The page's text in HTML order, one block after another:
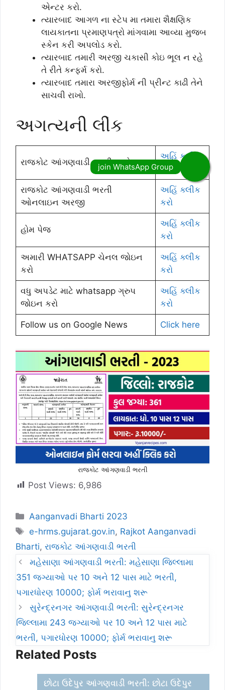
એન્ટર કરો.
ત્યારબાદ આગળ ના સ્ટેપ મા તમારા શૈક્ષણિક
લાયકાતના પ્રમાણપત્રો માંગવામા આવ્યા મુજબ
સ્કેન કરી અપલોડ કરો.
ત્યારબાદ તમારી અરજી ચકાસી કોઇ ભૂલ ન રહે
તે રીતે કન્ફર્મ કરો.
ત્યારબાદ તમારા અરજીફોર્મ ની પ્રીન્ટ કાઢી તેને
સાચવી રાખો.
અગત્યની લીંક
રાજકોટ આંગણવાડી ભરતી જાહેરાત
અહિં ક્લીક
કરો
રાજકોટ આંગણવાડી ભરતી
ઓનલાઇન અરજી
અહિં ક્લીક
કરો
હોમ પેજ
અહિં ક્લીક
કરો
અમારી WHATSAPP ચેનલ જોઇન
કરો
અહિં ક્લીક
કરો
વધુ અપડેટ માટે whatsapp ગ્રુપ
જોઇન કરો
અહિં ક્લીક
કરો
Follow us on Google News Click here
રાજકોટ આંગણવાડી ભરતી
Post Views: 6,986
Categories
Aanganvadi Bharti 2023
Tags
e-hrms.gujarat.gov.in, Rajkot Aanganvadi
Bharti, રાજકોટ આંગણવાડી ભરતી
મહેસાણા આંગણવાડી ભરતી: મહેસાણા જિલ્લામા
351 જગ્યાઓ પર 10 અને 12 પાસ માટે ભરતી,
પગારધોરણ 10000; ફોર્મ ભરાવાનુ શરૂ
સુરેન્દ્રનગર આંગણવાડી ભરતી: સુરેન્દ્રનગર
જિલ્લામા 243 જગ્યાઓ પર 10 અને 12 પાસ માટે
ભરતી, પગારધોરણ 10000; ફોર્મ ભરાવાનુ શરૂ
Related Posts
છોટા ઉદેપુર આંગણવાડી ભરતી: છોટા ઉદેપુર